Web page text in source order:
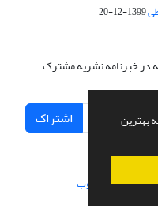
بهترین
1399-12-20
در خبرنامه نشریه مشترک
اشتراک
سازی از سیناوب